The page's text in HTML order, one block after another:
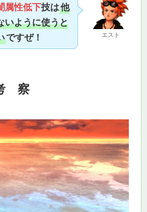
エスト
属性低下技は他
いように使うと
ですぜ！
察